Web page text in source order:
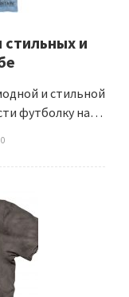
и
и стильной
футболку на…
0